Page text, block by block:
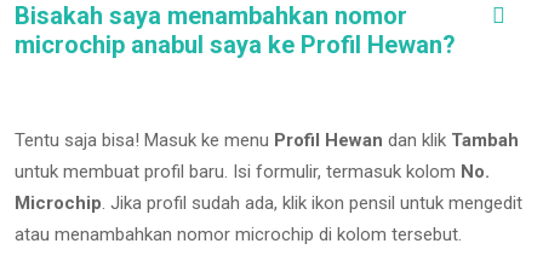
Bisakah saya menambahkan nomor
microchip anabul saya ke Profil Hewan?
Tentu saja bisa! Masuk ke menu Profil Hewan dan klik Tambah
untuk membuat profil baru. Isi formulir, termasuk kolom No.
Microchip. Jika profil sudah ada, klik ikon pensil untuk mengedit
atau menambahkan nomor microchip di kolom tersebut.